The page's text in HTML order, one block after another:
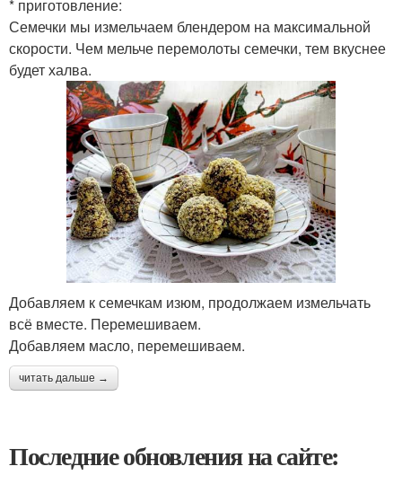
Халва с семенем
Волокнистая халва
* приготовление:
Семечки мы измельчаем блендером на максимальной
скорости. Чем мельче перемолоты семечки, тем вкуснее
будет халва.
Добавляем к семечкам изюм, продолжаем измельчать
всё вместе. Перемешиваем.
Добавляем масло, перемешиваем.
читать дальше →
Последние обновления на сайте: